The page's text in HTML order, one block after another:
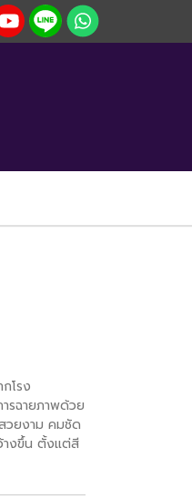
โรง
รฉายภาพด้วย
วยงาม คมชัด
างขึ้น ตั้งแต่สี